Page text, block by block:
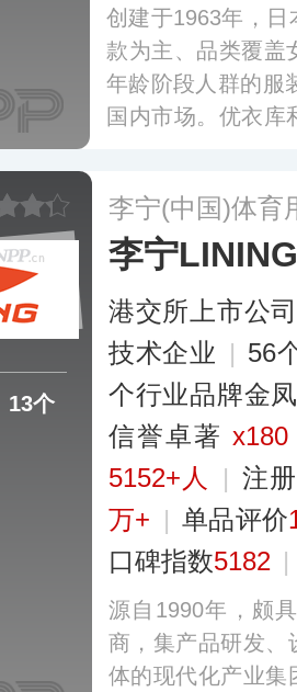
创建于1963年，
款为主、品类覆盖
年龄阶段人群的服
国内市场。优衣库
省市开设了超数百
13个
李宁(中国)体育
李宁LINING
港交所上市公
技术企业 | 56
个行业品牌金
信誉卓著 x180
5152+人
| 注
万+ | 单品评价
口碑指数5182 |
源自1990年，颇
商，集产品研发、
体的现代化产业集